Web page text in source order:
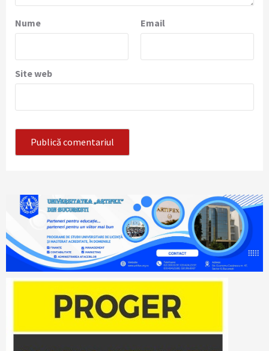
Nume Email
Site web